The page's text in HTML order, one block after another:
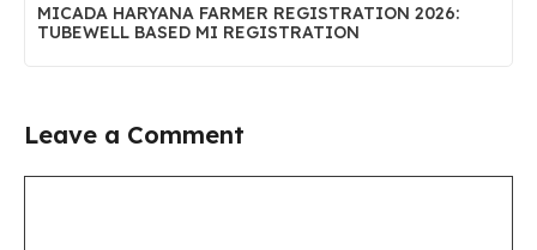
MICADA HARYANA FARMER REGISTRATION 2026:
TUBEWELL BASED MI REGISTRATION
Leave a Comment